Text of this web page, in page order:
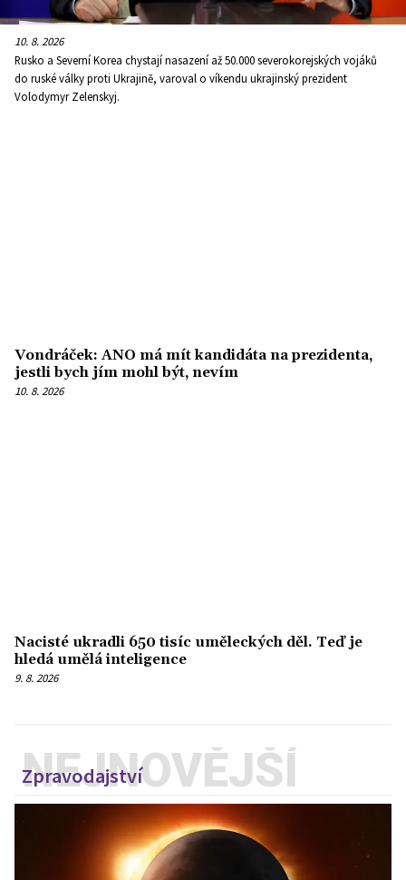
10. 8. 2026
Rusko a Severní Korea chystají nasazení až 50.000 severokorejských vojáků
do ruské války proti Ukrajině, varoval o víkendu ukrajinský prezident
Volodymyr Zelenskyj.
Vondráček: ANO má mít kandidáta na prezidenta,
jestli bych jím mohl být, nevím
10. 8. 2026
Nacisté ukradli 650 tisíc uměleckých děl. Teď je
hledá umělá inteligence
9. 8. 2026
Zpravodajství
NEJNOVĚJŠÍ